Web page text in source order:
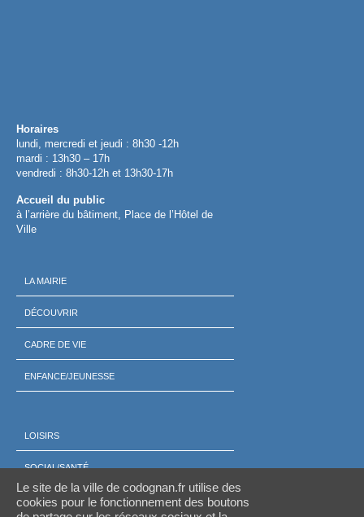
Horaires
lundi, mercredi et jeudi : 8h30 -12h
mardi : 13h30 – 17h
vendredi : 8h30-12h et 13h30-17h
Accueil du public
à l’arrière du bâtiment, Place de l’Hôtel de
Ville
LA MAIRIE
DÉCOUVRIR
CADRE DE VIE
ENFANCE/JEUNESSE
LOISIRS
SOCIAL/SANTÉ
ÉCONOMIE
Le site de la ville de codognan.fr utilise des
cookies pour le fonctionnement des boutons